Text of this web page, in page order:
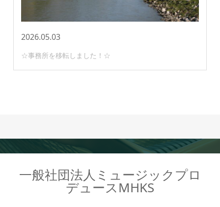
2026.05.03
☆事務所を移転しました！☆
一般社団法人ミュージックプロ
デュースMHKS